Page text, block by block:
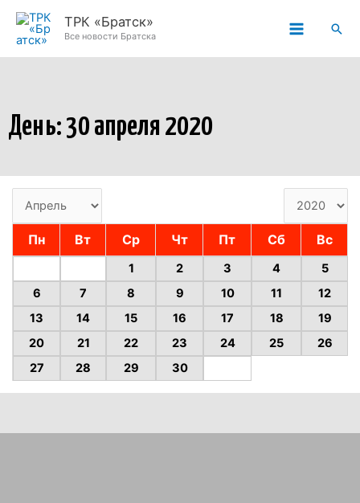
Перейти
ТРК «Братск»
Все новости Братска
День: 30 апреля 2020
Пн Вт Ср Чт Пт Сб Вс
1 2 3 4
5
6
7 8 9 10 11
12
13
14 15 16 17 18
19
20
21 22 23 24 25
26
27
28 29 30